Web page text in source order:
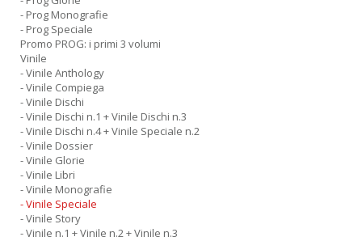
- Prog Monografie
- Prog Speciale
Promo PROG: i primi 3 volumi
Vinile
- Vinile Anthology
- Vinile Compiega
- Vinile Dischi
- Vinile Dischi n.1 + Vinile Dischi n.3
- Vinile Dischi n.4 + Vinile Speciale n.2
- Vinile Dossier
- Vinile Glorie
- Vinile Libri
- Vinile Monografie
- Vinile Speciale
- Vinile Story
- Vinile n.1 + Vinile n.2 + Vinile n.3